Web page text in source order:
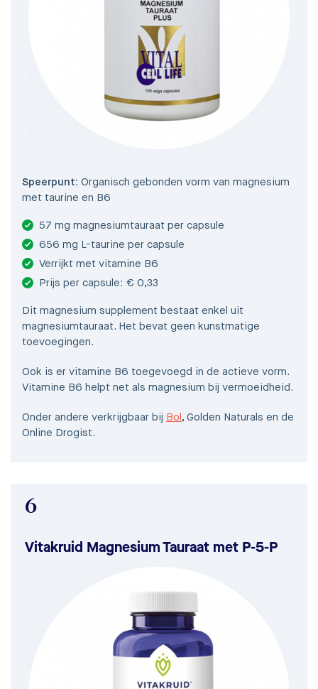
Speerpunt: Organisch gebonden vorm van magnesium
met taurine en B6
57 mg magnesiumtauraat per capsule
656 mg L-taurine per capsule
Verrijkt met vitamine B6
Prijs per capsule: € 0,33
Dit magnesium supplement bestaat enkel uit
magnesiumtauraat. Het bevat geen kunstmatige
toevoegingen.
Ook is er vitamine B6 toegevoegd in de actieve vorm.
Vitamine B6 helpt net als magnesium bij vermoeidheid.
Onder andere verkrijgbaar bij Bol , Golden Naturals en de
Online Drogist.
6
Vitakruid Magnesium Tauraat met P-5-P